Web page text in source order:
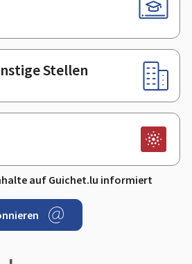
Stellen
auf Guichet.lu informiert